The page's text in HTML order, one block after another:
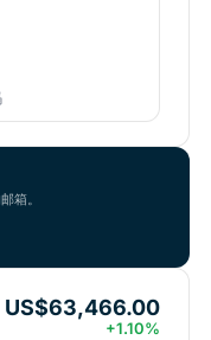
箱。
US$63,466.00
+1.10%